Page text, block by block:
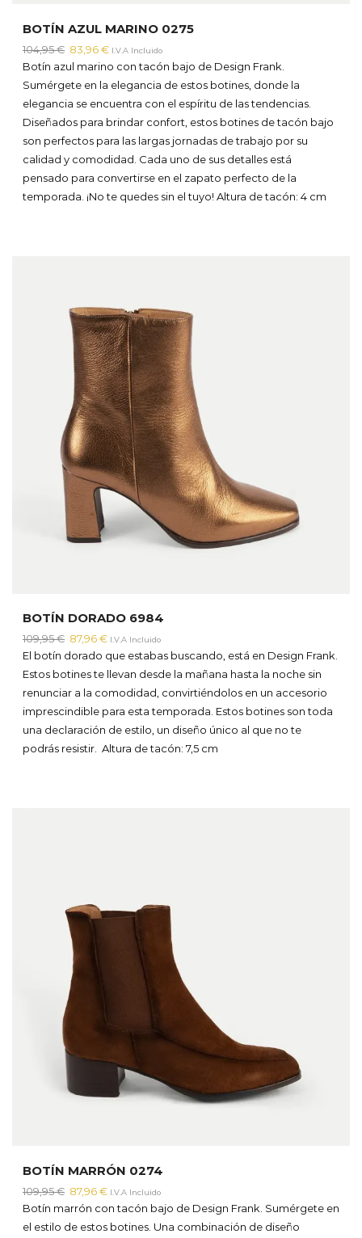
BOTÍN AZUL MARINO 0275
104,95€ El
precio
original
104,95 €.
83,96€El
precio
actual
83,96 €.
I.V.A Incluido
Botín azul marino con tacón bajo de Design Frank.
Sumérgete en la elegancia de estos botines, donde la
elegancia se encuentra con el espíritu de las tendencias.
Diseñados para brindar confort, estos botines de tacón bajo
son perfectos para las largas jornadas de trabajo por su
calidad y comodidad. Cada uno de sus detalles está
pensado para convertirse en el zapato perfecto de la
temporada. ¡No te quedes sin el tuyo! Altura de tacón: 4 cm
BOTÍN DORADO 6984
109,95€ El
precio
original
109,95 €.
87,96€El
precio
actual
87,96 €.
I.V.A Incluido
El botín dorado que estabas buscando, está en Design Frank.
Estos botines te llevan desde la mañana hasta la noche sin
renunciar a la comodidad, convirtiéndolos en un accesorio
imprescindible para esta temporada. Estos botines son toda
una declaración de estilo, un diseño único al que no te
podrás resistir. Altura de tacón: 7,5 cm
BOTÍN MARRÓN 0274
109,95€ El
precio
original
87,96€El
precio
actual
I.V.A Incluido
Botín marrón con tacón bajo de Design Frank. Sumérgete en
el estilo de estos botines. Una combinación de diseño